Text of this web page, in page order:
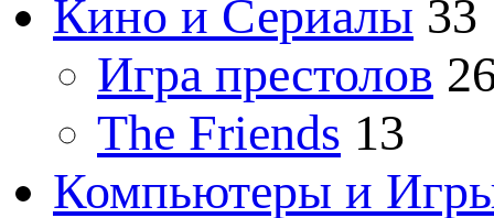
Кино и Сериалы 33
Игра престолов
The Friends 13
Компьютеры и